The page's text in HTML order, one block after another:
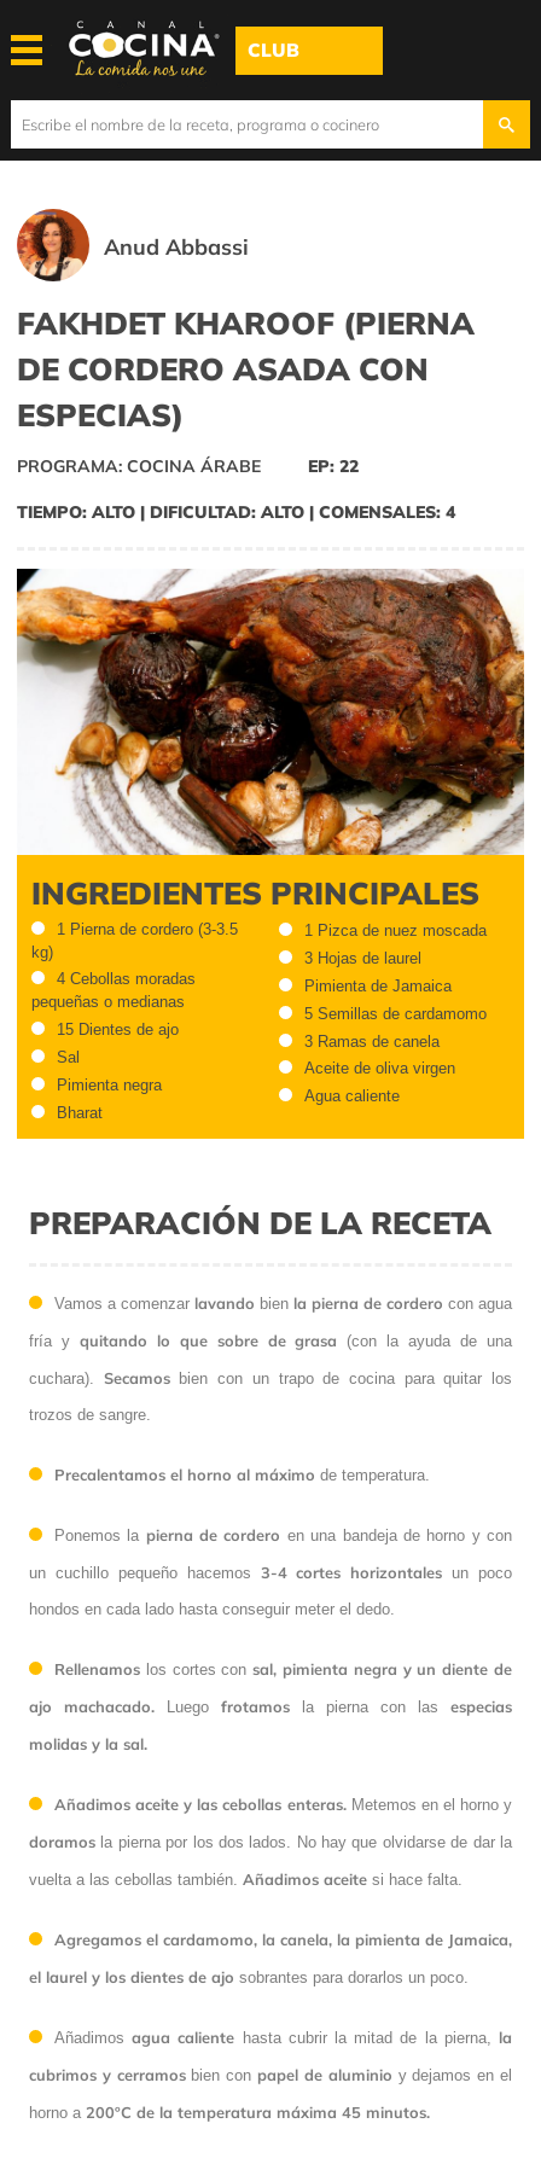
CLUB
Anud Abbassi
FAKHDET KHAROOF (PIERNA
DE CORDERO ASADA CON
ESPECIAS)
PROGRAMA: COCINA ÁRABE EP: 22
TIEMPO: ALTO | DIFICULTAD: ALTO | COMENSALES: 4
INGREDIENTES PRINCIPALES
1 Pierna de cordero (3-3.5
kg)
4 Cebollas moradas
pequeñas o medianas
15 Dientes de ajo
Sal
Pimienta negra
Bharat
1 Pizca de nuez moscada
3 Hojas de laurel
Pimienta de Jamaica
5 Semillas de cardamomo
3 Ramas de canela
Aceite de oliva virgen
Agua caliente
PREPARACIÓN DE LA RECETA
Vamos a comenzar lavando bien la pierna de cordero con agua
fría y quitando lo que sobre de grasa (con la ayuda de una
cuchara). Secamosbien con un trapo de cocina para quitar los
trozos de sangre.
Precalentamos el horno al máximo de temperatura.
Ponemos la pierna de cordero en una bandeja de horno y con
un cuchillo pequeño hacemos 3-4 cortes horizontales un poco
hondos en cada lado hasta conseguir meter el dedo.
Rellenamos los cortes consal, pimienta negra y un diente de
ajo machacado. Luego frotamos la pierna con las especias
molidas y la sal.
Añadimos aceite y las cebollas enteras. Metemos en el horno y
doramos la pierna por los dos lados. No hay que olvidarse de dar la
vuelta a las cebollas también. Añadimos aceite si hace falta.
Agregamos el cardamomo, la canela, la pimienta de Jamaica,
el laurel y los dientes de ajo sobrantes para dorarlos un poco.
Añadimos agua caliente hasta cubrir la mitad de la pierna, la
cubrimos y cerramos bien con papel de aluminio y dejamos en el
horno a 200ºC de la temperatura máxima 45 minutos.